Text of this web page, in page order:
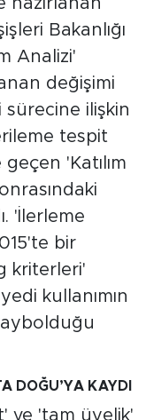
Bakanlığı
Analizi'
değişimi
ilişkin
tespit
'Katılım
'İlerleme
bir
kriterleri'
kullanımın
DOĞU’YA KAYDI
ve 'tam üyelik'